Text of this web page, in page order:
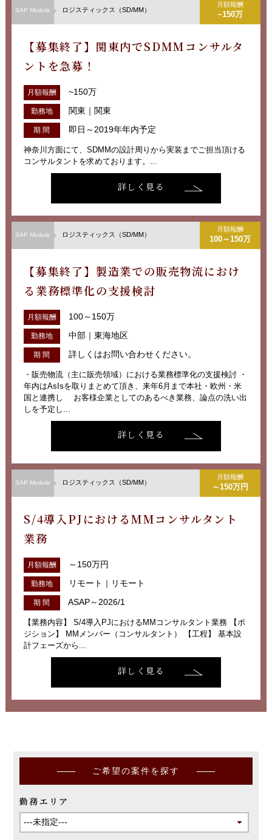
SAP Module ロジスティックス（SD/MM）
月額報酬
~150万
【募集終了】関東内でSDMMコンサルタ
ントを急募！
月額報酬 ~150万
勤務地 関東｜関東
期 間 即日～2019年年内予定
神奈川方面にて、SDMMの設計周りから実装までご担当頂ける
コンサルタントを求めております。...
詳しく見る
SAP Module ロジスティックス（SD/MM）
月額報酬
100～150万
【募集終了】製造業での販売物流におけ
る業務標準化の支援検討
月額報酬 100～150万
勤務地 中部｜東海地区
期 間 詳しくはお問い合わせください。
・販売物流（主に販売領域）における業務標準化の支援検討 ・
年内はAsIsを取りまとめて頂き、来年6月まで本社・欧州・米
国と連携し お客様企業としてのあるべき業務、論点の洗い出
しを予定し...
詳しく見る
SAP Module ロジスティックス（SD/MM）
月額報酬
～150万円
S/4導入PJにおけるMMコンサルタント
業務
月額報酬 ～150万円
勤務地 リモート｜リモート
期 間 ASAP～2026/1
【業務内容】 S/4導入PJにおけるMMコンサルタント業務 【ポ
ジション】 MMメンバー（コンサルタント） 【工程】 基本設
計フェーズから...
詳しく見る
ご希望の案件を探す
勤務エリア